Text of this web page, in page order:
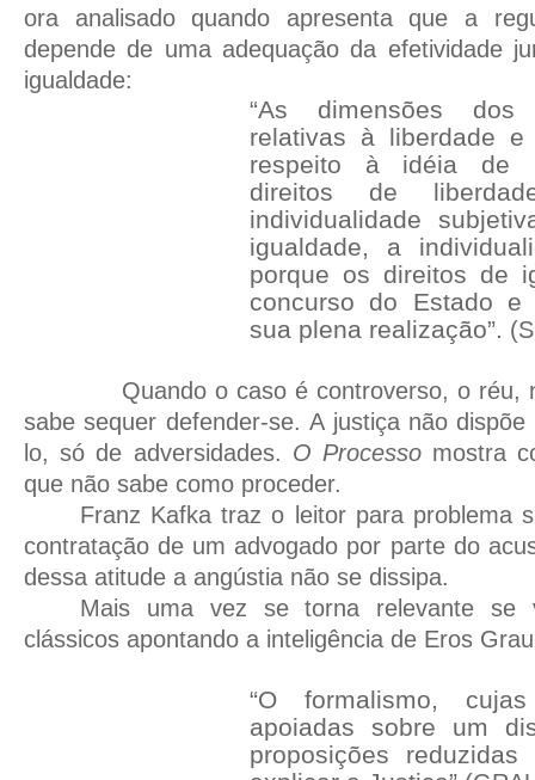
ora analisado quando apresenta que a
depende de uma adequação da efetividade
igualdade:
“As dimensões dos
relativas à liberdade
respeito à idéia de
direitos de
individualidade
igualdade, a
porque os direitos de
concurso do Estado e
sua plena realização”.
Quando o caso é controverso, o réu,
sabe sequer defender-se. A justiça não
lo, só de adversidades. O Processo mostra
que não sabe como proceder.
Franz Kafka traz o leitor para problema
contratação de um advogado por parte do
dessa atitude a angústia não se dissipa.
Mais uma vez se torna relevante se
clássicos apontando a inteligência de Eros
“O formalismo,
apoiadas sobre um
proposições